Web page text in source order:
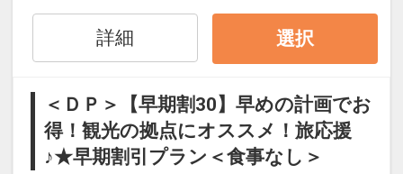
ェックアウト後の
お荷物のお預かりを無料で承っておりま
すので
できます♪
JR/地下鉄 仙台駅より徒歩約8分の好立
詳細 選択
＜ＤＰ＞【早期割30】早めの計画でお
得！観光の拠点にオススメ！旅応援
♪★早期割引プラン＜食事なし＞